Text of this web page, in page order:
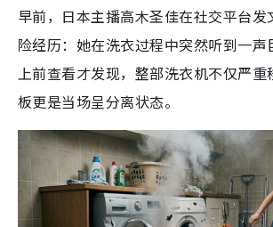
早前，日本主播高木圣佳在社交平台发
险经历：她在洗衣过程中突然听到一声
上前查看才发现，整部洗衣机不仅严重
板更是当场呈分离状态。